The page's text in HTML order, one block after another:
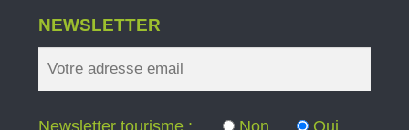
NEWSLETTER
Newsletter tourisme : Non Oui